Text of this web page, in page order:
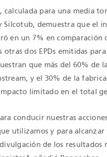
calculada para una media
Silcotub, demuestra que el
en un 7% en comparación
otras dos EPDs emitidas
que más del 60% de
y el 30% de la
limitado en el total
conducir nuestras
utilizamos y para
de los resultados